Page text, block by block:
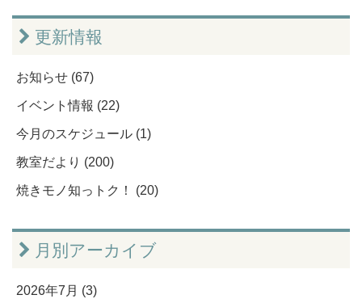
更新情報
お知らせ (67)
イベント情報 (22)
今月のスケジュール (1)
教室だより (200)
焼きモノ知っトク！ (20)
月別アーカイブ
2026年7月 (3)